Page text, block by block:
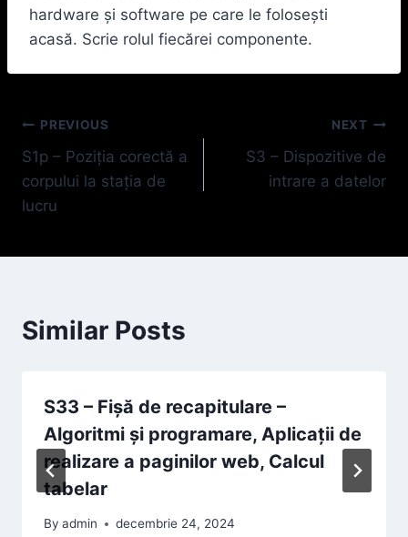
hardware și software pe care le folosești
acasă. Scrie rolul fiecărei componente.
Navigare
în
articole
PREVIOUS
S1p – Poziția corectă a
corpului la stația de
lucru
NEXT
S3 – Dispozitive de
intrare a datelor
Similar Posts
S33 – Fișă de recapitulare –
Algoritmi și programare, Aplicații de
realizare a paginilor web, Calcul
tabelar
By admin decembrie 24, 2024